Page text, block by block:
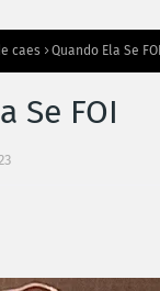
caes Quando Ela Se FOI
Se FOI